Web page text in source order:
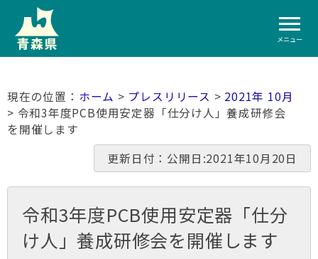
メニュー
ホーム > プレスリリース > 2021年 10月
> 令和3年度PCB使用安定器「仕分け人」養成研修会
を開催します
更新日付：公開日:2021年10月20日
令和3年度PCB使用安定器「仕分
け人」養成研修会を開催します